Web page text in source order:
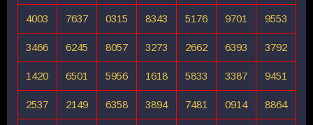
4003 7637 0315 8343 5176 9701 9553
3466 6245 8057 3273 2662 6393 3792
1420 6501 5956 1618 5833 3387 9451
2537 2149 6358 3894 7481 0914 8864